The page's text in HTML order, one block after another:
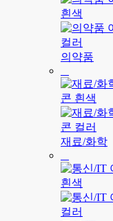
의약품
재료/화학